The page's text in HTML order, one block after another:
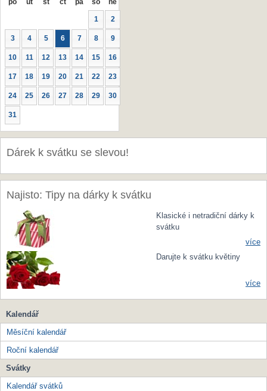
po út st čt pá so ne
1 2
3 4 5 6 7 8 9
10 11 12 13 14 15 16
17 18 19 20 21 22 23
24 25 26 27 28 29 30
31
Dárek k svátku se slevou!
Najisto: Tipy na dárky k svátku
Klasické i netradiční dárky k
svátku
více
Darujte k svátku květiny
více
Kalendář
Měsíční kalendář
Roční kalendář
Svátky
Kalendář svátků